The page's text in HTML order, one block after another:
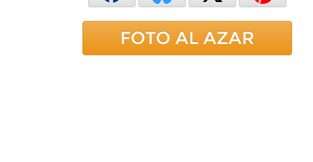
FOTO AL AZAR